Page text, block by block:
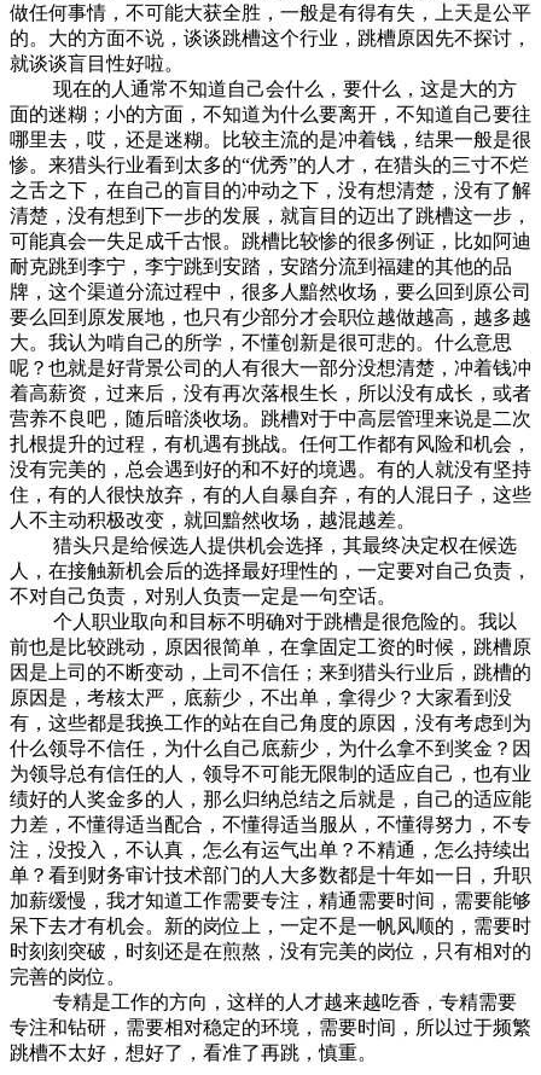
做任何事情，不可能大获全胜，一般是有得有失，上天是公平
的。大的方面不说，谈谈跳槽这个行业，跳槽原因先不探讨，
就谈谈盲目性好啦。
现在的人通常不知道自己会什么，要什么，这是大的方
面的迷糊；小的方面，不知道为什么要离开，不知道自己要往
哪里去，哎，还是迷糊。比较主流的是冲着钱，结果一般是很
惨。来猎头行业看到太多的“优秀”的人才，在猎头的三寸不烂
之舌之下，在自己的盲目的冲动之下，没有想清楚，没有了解
清楚，没有想到下一步的发展，就盲目的迈出了跳槽这一步，
可能真会一失足成千古恨。跳槽比较惨的很多例证，比如阿迪
耐克跳到李宁，李宁跳到安踏，安踏分流到福建的其他的品
牌，这个渠道分流过程中，很多人黯然收场，要么回到原公司
要么回到原发展地，也只有少部分才会职位越做越高，越多越
大。我认为啃自己的所学，不懂创新是很可悲的。什么意思
呢？也就是好背景公司的人有很大一部分没想清楚，冲着钱冲
着高薪资，过来后，没有再次落根生长，所以没有成长，或者
营养不良吧，随后暗淡收场。跳槽对于中高层管理来说是二次
扎根提升的过程，有机遇有挑战。任何工作都有风险和机会，
没有完美的，总会遇到好的和不好的境遇。有的人就没有坚持
住，有的人很快放弃，有的人自暴自弃，有的人混日子，这些
人不主动积极改变，就回黯然收场，越混越差。
猎头只是给候选人提供机会选择，其最终决定权在候选
人，在接触新机会后的选择最好理性的，一定要对自己负责，
不对自己负责，对别人负责一定是一句空话。
个人职业取向和目标不明确对于跳槽是很危险的。我以
前也是比较跳动，原因很简单，在拿固定工资的时候，跳槽原
因是上司的不断变动，上司不信任；来到猎头行业后，跳槽的
原因是，考核太严，底薪少，不出单，拿得少？大家看到没
有，这些都是我换工作的站在自己角度的原因，没有考虑到为
什么领导不信任，为什么自己底薪少，为什么拿不到奖金？因
为领导总有信任的人，领导不可能无限制的适应自己，也有业
绩好的人奖金多的人，那么归纳总结之后就是，自己的适应能
力差，不懂得适当配合，不懂得适当服从，不懂得努力，不专
注，没投入，不认真，怎么有运气出单？不精通，怎么持续出
单？看到财务审计技术部门的人大多数都是十年如一日，升职
加薪缓慢，我才知道工作需要专注，精通需要时间，需要能够
呆下去才有机会。新的岗位上，一定不是一帆风顺的，需要时
时刻刻突破，时刻还是在煎熬，没有完美的岗位，只有相对的
完善的岗位。
专精是工作的方向，这样的人才越来越吃香，专精需要
专注和钻研，需要相对稳定的环境，需要时间，所以过于频繁
跳槽不太好，想好了，看准了再跳，慎重。